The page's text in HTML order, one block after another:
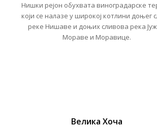
Нишки рејон обухвата виноградарске
који се налазе у широкој котлини доњег
реке Нишаве и доњих сливова река
Мораве и Моравице.
Велика Хоча